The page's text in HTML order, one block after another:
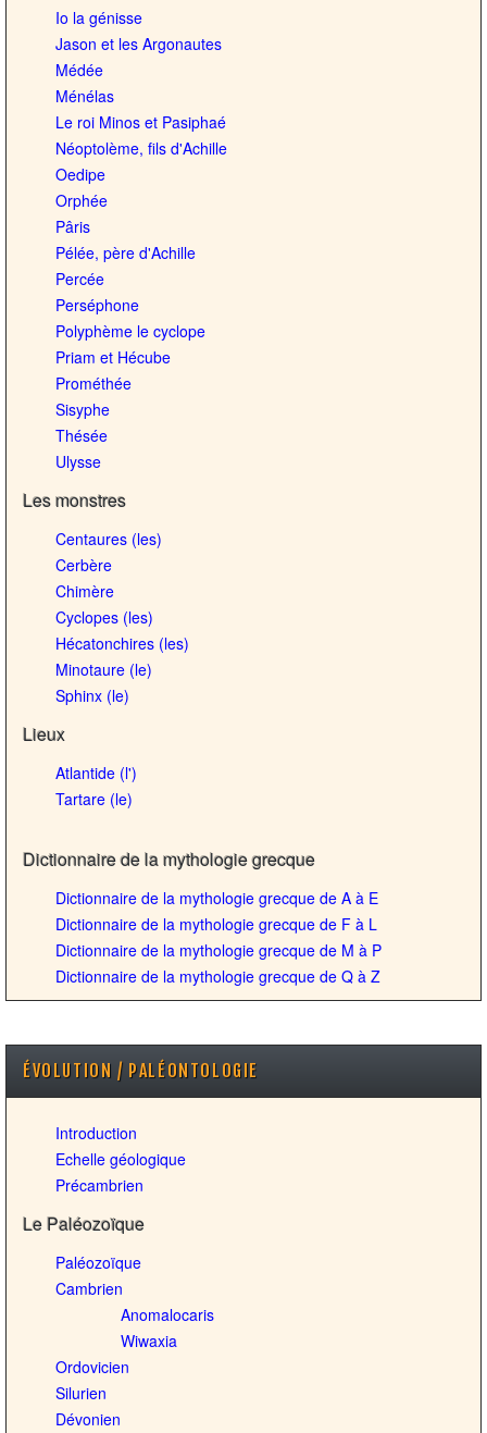
Io la génisse
Jason et les Argonautes
Médée
Ménélas
Le roi Minos et Pasiphaé
Néoptolème, fils d'Achille
Oedipe
Orphée
Pâris
Pélée, père d'Achille
Percée
Perséphone
Polyphème le cyclope
Priam et Hécube
Prométhée
Sisyphe
Thésée
Ulysse
Les monstres
Centaures (les)
Cerbère
Chimère
Cyclopes (les)
Hécatonchires (les)
Minotaure (le)
Sphinx (le)
Lieux
Atlantide (l')
Tartare (le)
Dictionnaire de la mythologie grecque
Dictionnaire de la mythologie grecque de A à E
Dictionnaire de la mythologie grecque de F à L
Dictionnaire de la mythologie grecque de M à P
Dictionnaire de la mythologie grecque de Q à Z
ÉVOLUTION / PALÉONTOLOGIE
Introduction
Echelle géologique
Précambrien
Le Paléozoïque
Paléozoïque
Cambrien
Anomalocaris
Wiwaxia
Ordovicien
Silurien
Dévonien